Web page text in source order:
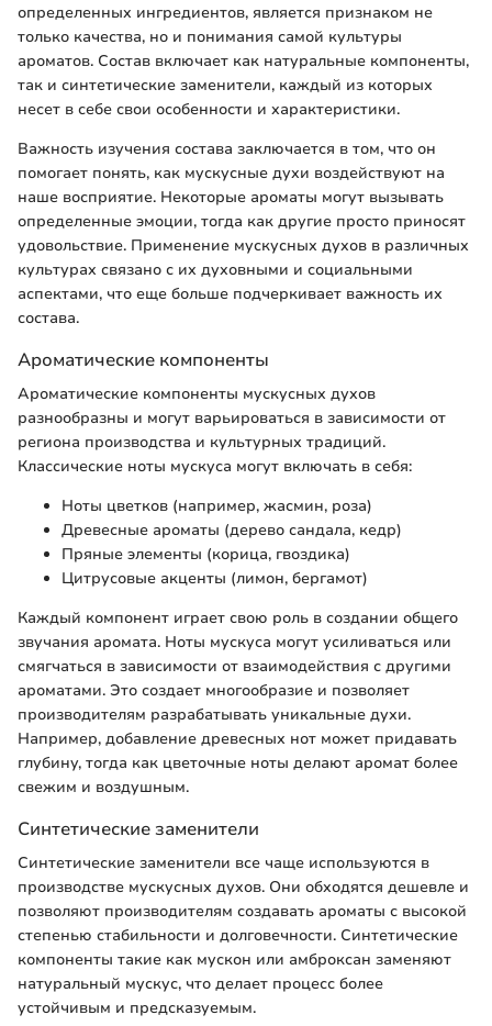
определенных ингредиентов, является признаком не
только качества, но и понимания самой культуры
ароматов. Состав включает как натуральные компоненты,
так и синтетические заменители, каждый из которых
несет в себе свои особенности и характеристики.
Важность изучения состава заключается в том, что он
помогает понять, как мускусные духи воздействуют на
наше восприятие. Некоторые ароматы могут вызывать
определенные эмоции, тогда как другие просто приносят
удовольствие. Применение мускусных духов в различных
культурах связано с их духовными и социальными
аспектами, что еще больше подчеркивает важность их
состава.
Ароматические компоненты
Ароматические компоненты мускусных духов
разнообразны и могут варьироваться в зависимости от
региона производства и культурных традиций.
Классические ноты мускуса могут включать в себя:
Ноты цветков (например, жасмин, роза)
Древесные ароматы (дерево сандала, кедр)
Пряные элементы (корица, гвоздика)
Цитрусовые акценты (лимон, бергамот)
Каждый компонент играет свою роль в создании общего
звучания аромата. Ноты мускуса могут усиливаться или
смягчаться в зависимости от взаимодействия с другими
ароматами. Это создает многообразие и позволяет
производителям разрабатывать уникальные духи.
Например, добавление древесных нот может придавать
глубину, тогда как цветочные ноты делают аромат более
свежим и воздушным.
Синтетические заменители
Синтетические заменители все чаще используются в
производстве мускусных духов. Они обходятся дешевле и
позволяют производителям создавать ароматы с высокой
степенью стабильности и долговечности. Синтетические
компоненты такие как мускон или амброксан заменяют
натуральный мускус, что делает процесс более
устойчивым и предсказуемым.